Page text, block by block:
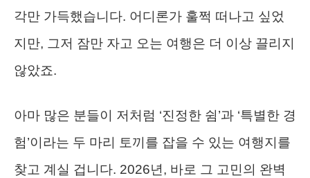
각만 가득했습니다. 어디론가 훌쩍 떠나고 싶었
지만, 그저 잠만 자고 오는 여행은 더 이상 끌리지
않았죠.
아마 많은 분들이 저처럼 ‘진정한 쉼’과 ‘특별한 경
험’이라는 두 마리 토끼를 잡을 수 있는 여행지를
찾고 계실 겁니다. 2026년, 바로 그 고민의 완벽